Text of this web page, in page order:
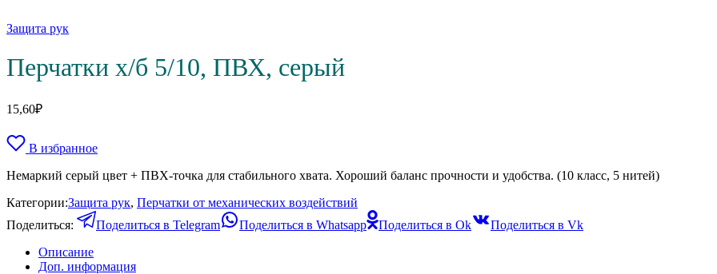
Защита рук
Перчатки х/б 5/10, ПВХ, серый
15,60₽
В избранное
Немаркий серый цвет + ПВХ-точка для стабильного хвата. Хороший баланс прочности и удобства. (10 класс, 5 нитей)
Категории:Защита рук, Перчатки от механических воздействий
Поделиться:
Поделиться в Telegram Поделиться в Whatsapp Поделиться в Ok
Поделиться в Vk
Описание
Доп. информация